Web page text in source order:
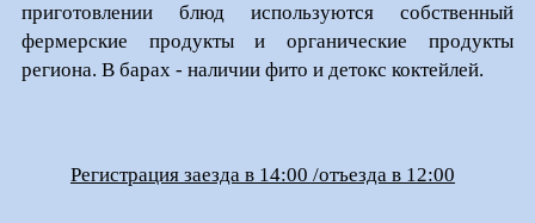
приготовлении блюд используются собственный
фермерские продукты и органические продукты
региона. В барах - наличии фито и детокс коктейлей.
Регистрация заезда в 14:00 /отъезда в 12:00